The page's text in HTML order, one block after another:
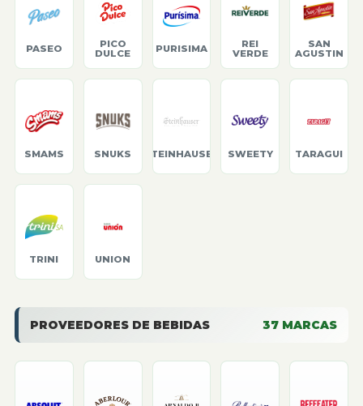
PASEO
PICO
DULCE
PURISIMA
REI
VERDE
SAN
AGUSTIN
SMAMS SNUKS STEINHAUSER SWEETY TARAGUI
TRINI UNION
PROVEEDORES DE BEBIDAS 37 MARCAS